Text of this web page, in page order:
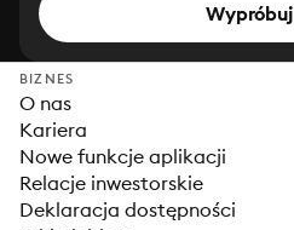
Wypróbuj
BIZNES
O nas
Kariera
Nowe funkcje aplikacji
Relacje inwestorskie
Deklaracja dostępności